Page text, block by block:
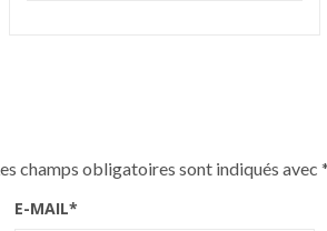
champs obligatoires sont indiqués avec *
E-MAIL*